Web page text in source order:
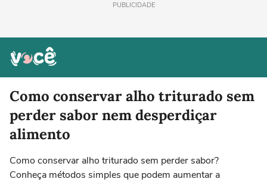
PUBLICIDADE
Como conservar alho triturado sem
perder sabor nem desperdiçar
alimento
Como conservar alho triturado sem perder sabor?
Conheça métodos simples que podem aumentar a